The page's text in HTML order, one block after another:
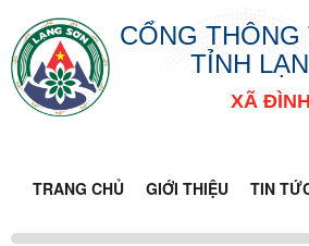
CỔNG
TỈNH
XÃ
TRANG CHỦ GIỚI THIỆU TIN